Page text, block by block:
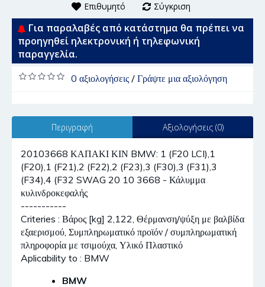
Επιθυμητό Σύγκριση
Για παραλαβές από κατάστημα θα πρέπει να
προηγηθεί ηλεκτρονική ή τηλεφωνική
παραγγελία.
0 αξιολογήσεις/ Γράψτε μια αξιολόγηση
Περιγραφή Αξιολογήσεις (0)
20103668 ΚΑΠΑΚΙ ΚΙΝ BMW: 1 (F20 LCI),1
(F20),1 (F21),2 (F22),2 (F23),3 (F30),3 (F31),3
(F34),4 (F32 SWAG 20 10 3668 - Κάλυμμα
κυλινδροκεφαλής
-----------
Criteries : Βάρος [kg] 2,122, Θέρμανση/ψύξη με βαλβίδα
εξαερισμού, Συμπληρωματικό προϊόν / συμπληρωματική
πληροφορία με τσιμούχα, Υλικό Πλαστικό
Aplicability to : BMW
BMW